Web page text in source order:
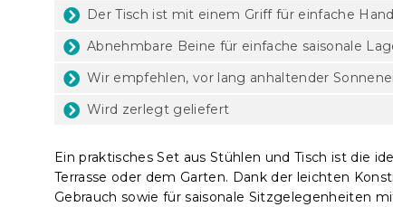
Der Tisch ist mit einem Griff für einfache
Abnehmbare Beine für einfache saisonale
Wir empfehlen, vor lang anhaltender
Wird zerlegt geliefert
Ein praktisches Set aus Stühlen und Tisch ist die
Terrasse oder dem Garten. Dank der leichten
Gebrauch sowie für saisonale Sitzgelegenheiten